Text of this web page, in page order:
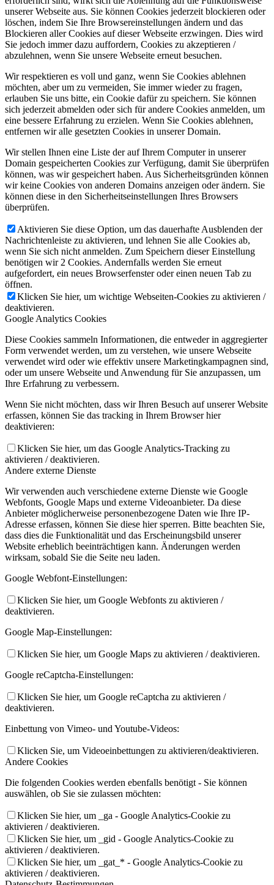
unserer Webseite aus. Sie können Cookies jederzeit blockieren oder
löschen, indem Sie Ihre Browsereinstellungen ändern und das
Blockieren aller Cookies auf dieser Webseite erzwingen. Dies wird
Sie jedoch immer dazu auffordern, Cookies zu akzeptieren /
abzulehnen, wenn Sie unsere Webseite erneut besuchen.
Wir respektieren es voll und ganz, wenn Sie Cookies ablehnen
möchten, aber um zu vermeiden, Sie immer wieder zu fragen,
erlauben Sie uns bitte, ein Cookie dafür zu speichern. Sie können
sich jederzeit abmelden oder sich für andere Cookies anmelden, um
eine bessere Erfahrung zu erzielen. Wenn Sie Cookies ablehnen,
entfernen wir alle gesetzten Cookies in unserer Domain.
Wir stellen Ihnen eine Liste der auf Ihrem Computer in unserer
Domain gespeicherten Cookies zur Verfügung, damit Sie überprüfen
können, was wir gespeichert haben. Aus Sicherheitsgründen können
wir keine Cookies von anderen Domains anzeigen oder ändern. Sie
können diese in den Sicherheitseinstellungen Ihres Browsers
überprüfen.
Aktivieren Sie diese Option, um das dauerhafte Ausblenden der
Nachrichtenleiste zu aktivieren, und lehnen Sie alle Cookies ab,
wenn Sie sich nicht anmelden. Zum Speichern dieser Einstellung
benötigen wir 2 Cookies. Andernfalls werden Sie erneut
aufgefordert, ein neues Browserfenster oder einen neuen Tab zu
öffnen.
Klicken Sie hier, um wichtige Webseiten-Cookies zu aktivieren /
deaktivieren.
Google Analytics Cookies
Diese Cookies sammeln Informationen, die entweder in aggregierter
Form verwendet werden, um zu verstehen, wie unsere Webseite
verwendet wird oder wie effektiv unsere Marketingkampagnen sind,
oder um unsere Webseite und Anwendung für Sie anzupassen, um
Ihre Erfahrung zu verbessern.
Wenn Sie nicht möchten, dass wir Ihren Besuch auf unserer Website
erfassen, können Sie das tracking in Ihrem Browser hier
deaktivieren:
Klicken Sie hier, um das Google Analytics-Tracking zu
aktivieren / deaktivieren.
Andere externe Dienste
Wir verwenden auch verschiedene externe Dienste wie Google
Webfonts, Google Maps und externe Videoanbieter. Da diese
Anbieter möglicherweise personenbezogene Daten wie Ihre IP-
Adresse erfassen, können Sie diese hier sperren. Bitte beachten Sie,
dass dies die Funktionalität und das Erscheinungsbild unserer
Website erheblich beeinträchtigen kann. Änderungen werden
wirksam, sobald Sie die Seite neu laden.
Google Webfont-Einstellungen:
Klicken Sie hier, um Google Webfonts zu aktivieren /
deaktivieren.
Google Map-Einstellungen:
Klicken Sie hier, um Google Maps zu aktivieren / deaktivieren.
Google reCaptcha-Einstellungen:
Klicken Sie hier, um Google reCaptcha zu aktivieren /
deaktivieren.
Einbettung von Vimeo- und Youtube-Videos:
Klicken Sie, um Videoeinbettungen zu aktivieren/deaktivieren.
Andere Cookies
Die folgenden Cookies werden ebenfalls benötigt - Sie können
auswählen, ob Sie sie zulassen möchten:
Klicken Sie hier, um _ga - Google Analytics-Cookie zu
aktivieren / deaktivieren.
Klicken Sie hier, um _gid - Google Analytics-Cookie zu
aktivieren / deaktivieren.
Klicken Sie hier, um _gat_* - Google Analytics-Cookie zu
aktivieren / deaktivieren.